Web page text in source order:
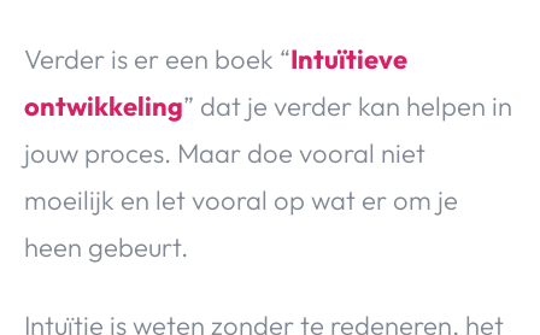
Verder is er een boek “Intuïtieve
ontwikkeling” dat je verder kan helpen in
jouw proces. Maar doe vooral niet
moeilijk en let vooral op wat er om je
heen gebeurt.
Intuïtie is weten zonder te redeneren, het